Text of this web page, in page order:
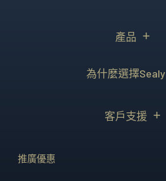
產品
為什麼選擇Sealy
客戶支援
推廣優惠